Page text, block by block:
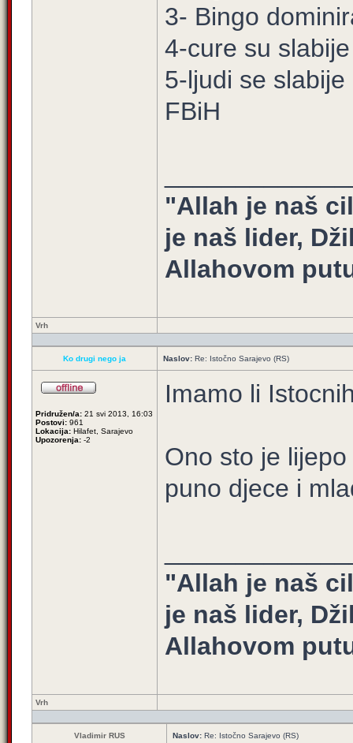
3- Bingo
4-cure su
5-ljudi se
FBiH
"Allah je naš
je naš lider,
Allahovom
Vrh
Ko drugi nego ja Naslov: Re: Istočno Sarajevo (RS)
Pridružen/a: 21 svi 2013, 16:03
Postovi: 961
Lokacija: Hilafet, Sarajevo
Upozorenja: -2
Imamo li
Ono sto je
puno djece i
"Allah je naš
je naš lider,
Allahovom
Vrh
Vladimir RUS Naslov: Re: Istočno Sarajevo (RS)